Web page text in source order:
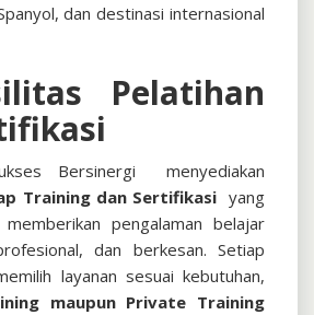
dan destinasi internasional
Pelatihan
Bersinergi menyediakan
Training dan Sertifikasi yang
pengalaman belajar
dan berkesan. Setiap
layanan sesuai kebutuhan,
maupun Private Training